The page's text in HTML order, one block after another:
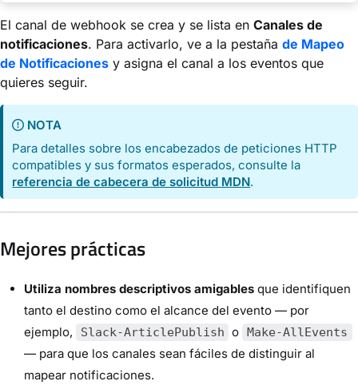
El canal de webhook se crea y se lista en Canales de
notificaciones. Para activarlo, ve a la pestaña de Mapeo
de Notificaciones y asigna el canal a los eventos que
quieres seguir.
NOTA
Para detalles sobre los encabezados de peticiones HTTP
compatibles y sus formatos esperados, consulte la
referencia de cabecera de solicitud MDN.
Mejores prácticas
Utiliza nombres descriptivos amigables que identifiquen
tanto el destino como el alcance del evento — por
ejemplo,
Slack-ArticlePublish o Make-AllEvents
— para que los canales sean fáciles de distinguir al
mapear notificaciones.